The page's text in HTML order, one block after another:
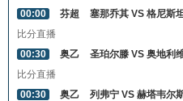
00:00
芬超
塞那乔其 VS 格尼斯
比分直播
00:30
奥乙
圣珀尔滕 VS 奥地利
比分直播
00:30
奥乙
列弗宁 VS 赫塔韦尔